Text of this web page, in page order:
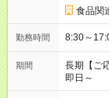
食品関
勤務時間
期間
長期【ご
即日～